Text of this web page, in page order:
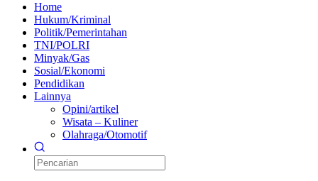
Home
Hukum/Kriminal
Politik/Pemerintahan
TNI/POLRI
Minyak/Gas
Sosial/Ekonomi
Pendidikan
Lainnya
Opini/artikel
Wisata – Kuliner
Olahraga/Otomotif